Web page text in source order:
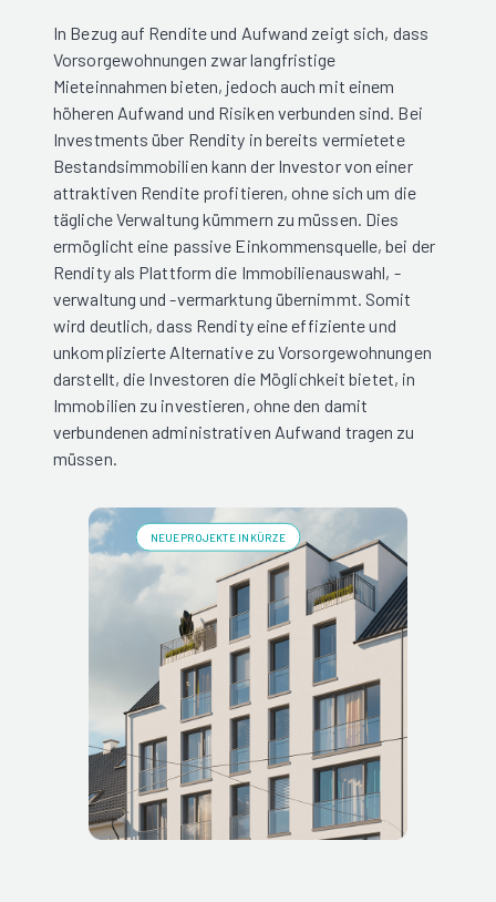
In Bezug auf Rendite und Aufwand zeigt sich, dass
Vorsorgewohnungen zwar langfristige
Mieteinnahmen bieten, jedoch auch mit einem
höheren Aufwand und Risiken verbunden sind. Bei
Investments über Rendity in bereits vermietete
Bestandsimmobilien kann der Investor von einer
attraktiven Rendite profitieren, ohne sich um die
tägliche Verwaltung kümmern zu müssen. Dies
ermöglicht eine passive Einkommensquelle, bei der
Rendity als Plattform die Immobilienauswahl, -
verwaltung und -vermarktung übernimmt. Somit
wird deutlich, dass Rendity eine effiziente und
unkomplizierte Alternative zu Vorsorgewohnungen
darstellt, die Investoren die Möglichkeit bietet, in
Immobilien zu investieren, ohne den damit
verbundenen administrativen Aufwand tragen zu
müssen.
NEUE PROJEKTE IN KÜRZE